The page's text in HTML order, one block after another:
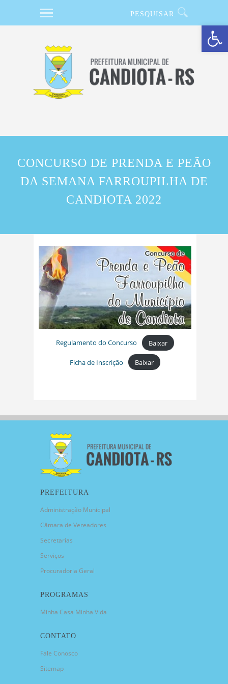
Barra de Ferramentas Aberta
CONCURSO DE PRENDA E PEÃO
DA SEMANA FARROUPILHA DE
CANDIOTA 2022
Regulamento do Concurso Baixar
Ficha de Inscrição Baixar
PREFEITURA
Administração Municipal
Câmara de Vereadores
Secretarias
Serviços
Procuradoria Geral
PROGRAMAS
Minha Casa Minha Vida
CONTATO
Fale Conosco
Sitemap